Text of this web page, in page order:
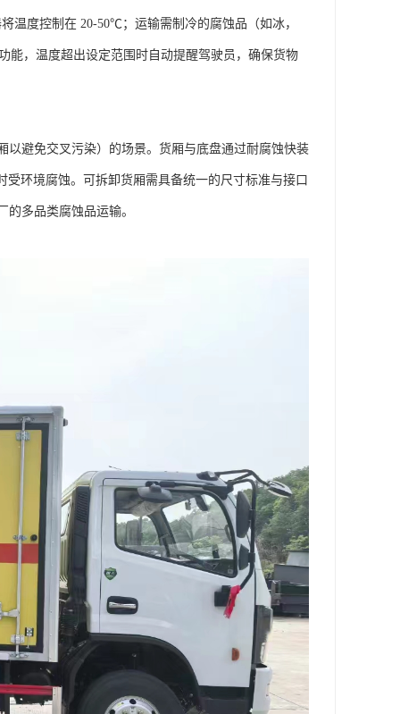
温度控制在 20-50℃；运输需制冷的腐蚀品（如冰，
能，温度超出设定范围时自动提醒驾驶员，确保货物
避免交叉污染）的场景。货厢与底盘通过耐腐蚀快装
环境腐蚀。可拆卸货厢需具备统一的尺寸标准与接口
多品类腐蚀品运输。​